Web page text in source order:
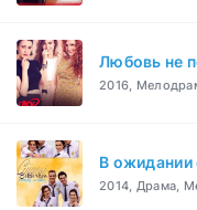
Любовь не
2016,
В ожидании
2014, Драма,